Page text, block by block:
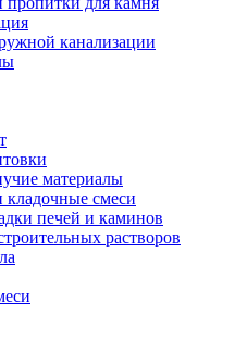
канализации
материалы
смеси
печей и каминов
растворов